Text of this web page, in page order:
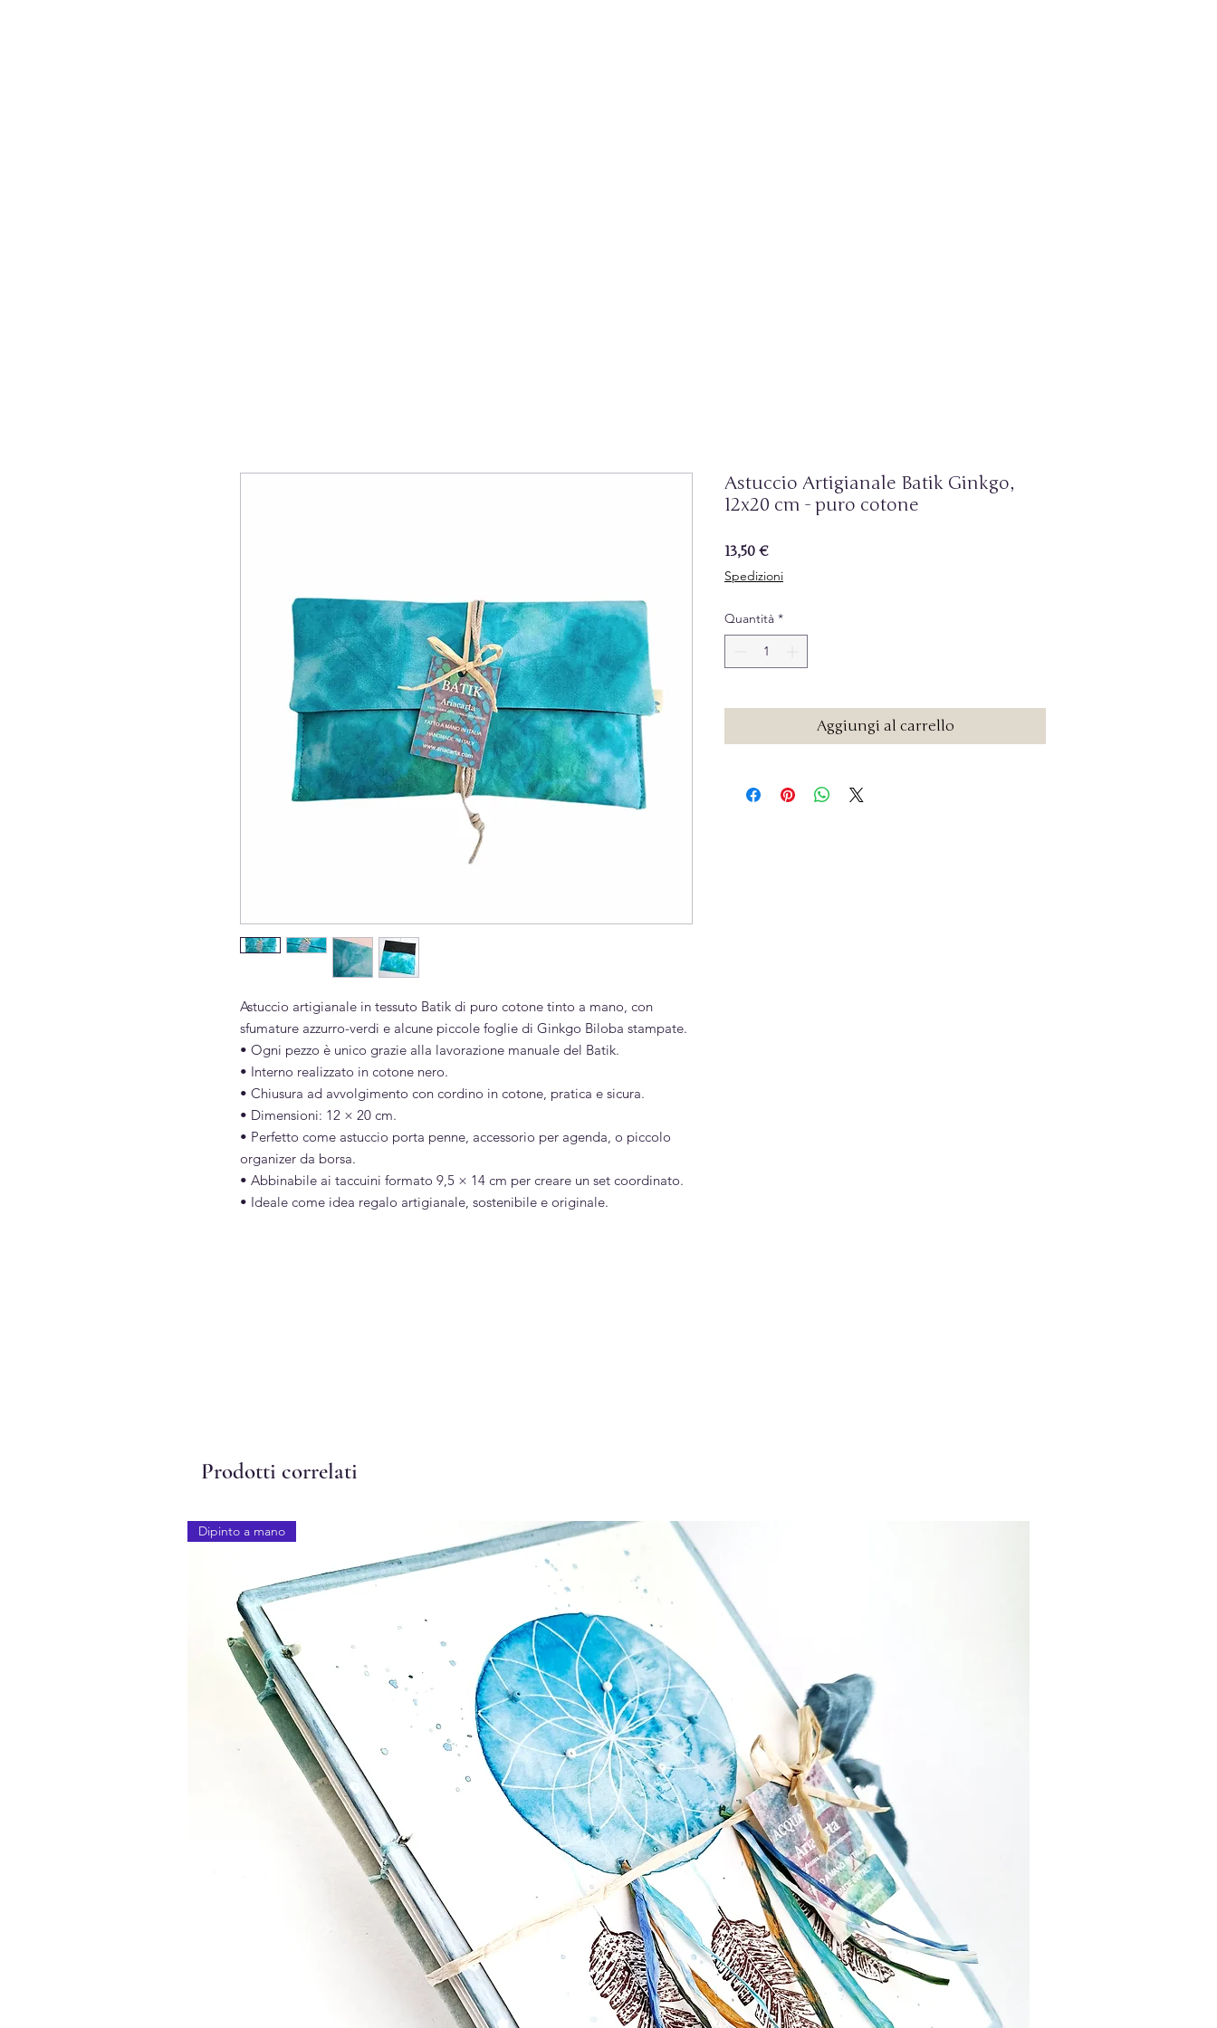
Astuccio artigianale in tessuto Batik di puro cotone tinto a mano, con
sfumature azzurro-verdi e alcune piccole foglie di Ginkgo Biloba stampate.
• Ogni pezzo è unico grazie alla lavorazione manuale del Batik.
• Interno realizzato in cotone nero.
• Chiusura ad avvolgimento con cordino in cotone, pratica e sicura.
• Dimensioni: 12 × 20 cm.
• Perfetto come astuccio porta penne, accessorio per agenda, o piccolo
organizer da borsa.
• Abbinabile ai taccuini formato 9,5 × 14 cm per creare un set coordinato.
• Ideale come idea regalo artigianale, sostenibile e originale.
Astuccio Artigianale Batik Ginkgo,
12x20 cm - puro cotone
13,50 €Prezzo
Spedizioni
Quantità *
Aggiungi al carrello
Prodotti correlati
Dipinto a mano